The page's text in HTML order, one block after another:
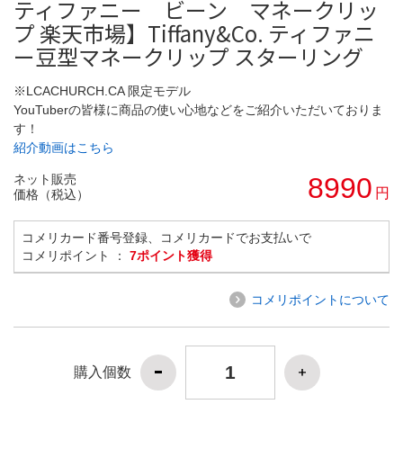
ティファニー ビーン マネークリッ
プ 楽天市場】Tiffany&Co. ティファニ
ー豆型マネークリップ スターリング
※LCACHURCH.CA 限定モデル
YouTuberの皆様に商品の使い心地などをご紹介いただいておりま
す！
紹介動画はこちら
ネット販売
価格（税込）
8990 円
コメリカード番号登録、コメリカードでお支払いで
コメリポイント ： 7ポイント獲得
コメリポイントについて
購入個数